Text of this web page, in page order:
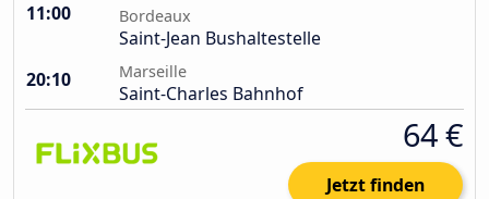
11:00 Bordeaux
Saint-Jean Bushaltestelle
20:10
Marseille
Saint-Charles Bahnhof
64 €
Jetzt finden